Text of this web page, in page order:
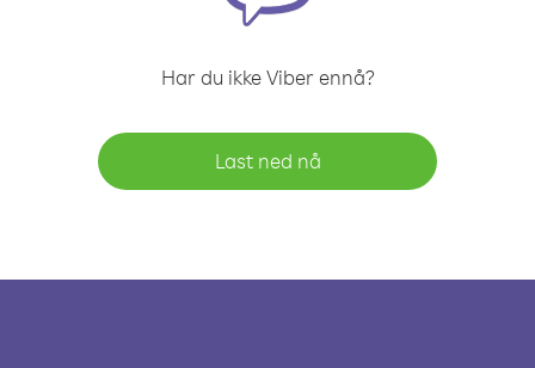
Har du ikke Viber ennå?
Last ned nå